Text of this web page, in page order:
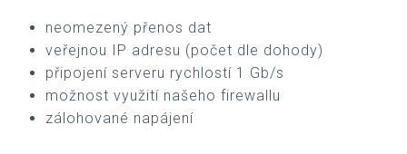
neomezený přenos dat
veřejnou IP adresu (počet dle dohody)
připojení serveru rychlostí 1 Gb/s
možnost využití našeho firewallu
zálohované napájení